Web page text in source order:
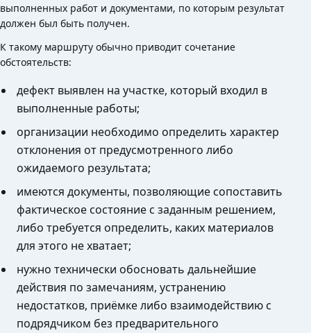
выполненных работ и документами, по которым результат
должен был быть получен.
К такому маршруту обычно приводит сочетание
обстоятельств:
дефект выявлен на участке, который входил в
выполненные работы;
организации необходимо определить характер
отклонения от предусмотренного либо
ожидаемого результата;
имеются документы, позволяющие сопоставить
фактическое состояние с заданным решением,
либо требуется определить, каких материалов
для этого не хватает;
нужно технически обосновать дальнейшие
действия по замечаниям, устранению
недостатков, приёмке либо взаимодействию с
подрядчиком без предварительного